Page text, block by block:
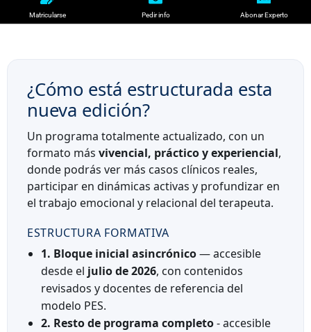
Matricularse Pedir info Abonar Experto
¿Cómo está estructurada esta
nueva edición?
Un programa totalmente actualizado, con un
formato más vivencial, práctico y experiencial,
donde podrás ver más casos clínicos reales,
participar en dinámicas activas y profundizar en
el trabajo emocional y relacional del terapeuta.
ESTRUCTURA FORMATIVA
1. Bloque inicial asincrónico— accesible
desde el julio de 2026, con contenidos
revisados y docentes de referencia del
modelo PES.
2. Resto de programa completo- accesible